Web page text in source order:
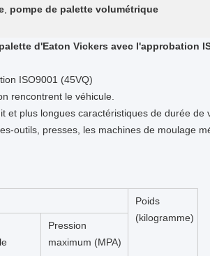
pompe de palette volumétrique
d'Eaton Vickers avec l'approbation
ISO9001 (45VQ)
rencontrent le véhicule.
et plus longues caractéristiques de durée de
outils, presses, les machines de moulage
Poids
(kilogramme)
Pression
maximum (MPA)